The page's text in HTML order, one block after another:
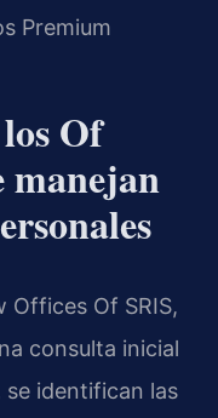
Premium
Of
manejan
Offices Of SRIS,
consulta inicial
se identifican las